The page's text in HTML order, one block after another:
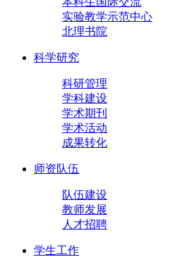
实验教学示范中心
北理书院
科学研究
科研管理
学科建设
学术期刊
学术活动
成果转化
师资队伍
队伍建设
教师发展
人才招聘
学生工作